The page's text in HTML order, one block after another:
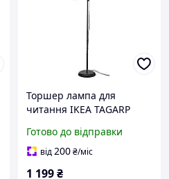
Торшер лампа для
читання IKEA TAGARP
Готово до відправки
від200₴/міс
1 199₴